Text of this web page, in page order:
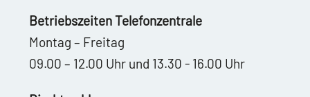
Betriebszeiten Telefonzentrale
Montag – Freitag
09.00 – 12.00 Uhr und 13.30 - 16.00 Uhr